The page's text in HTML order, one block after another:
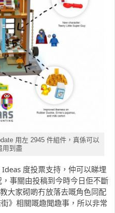
用左 2945 件組件，真係可以
用到盡
度投票支持，仲可以睇埋
事關由投稿到今時今日佢不斷
大家砌啲冇放落去嘅角色同配
》相關嘅趣聞趣事，所以非常